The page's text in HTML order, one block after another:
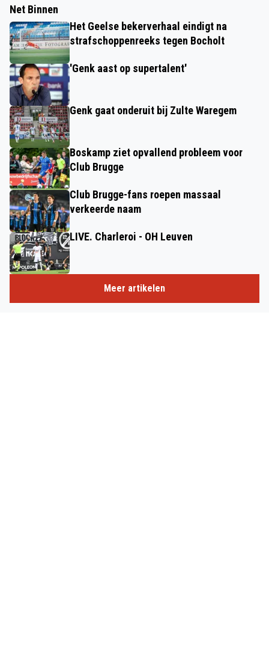
Net Binnen
Het Geelse bekerverhaal eindigt na
strafschoppenreeks tegen Bocholt
'Genk aast op supertalent'
Genk gaat onderuit bij Zulte Waregem
Boskamp ziet opvallend probleem voor
Club Brugge
Club Brugge-fans roepen massaal
verkeerde naam
LIVE. Charleroi - OH Leuven
Meer artikelen